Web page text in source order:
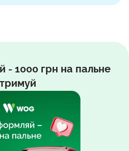
- 1000 грн на пальне